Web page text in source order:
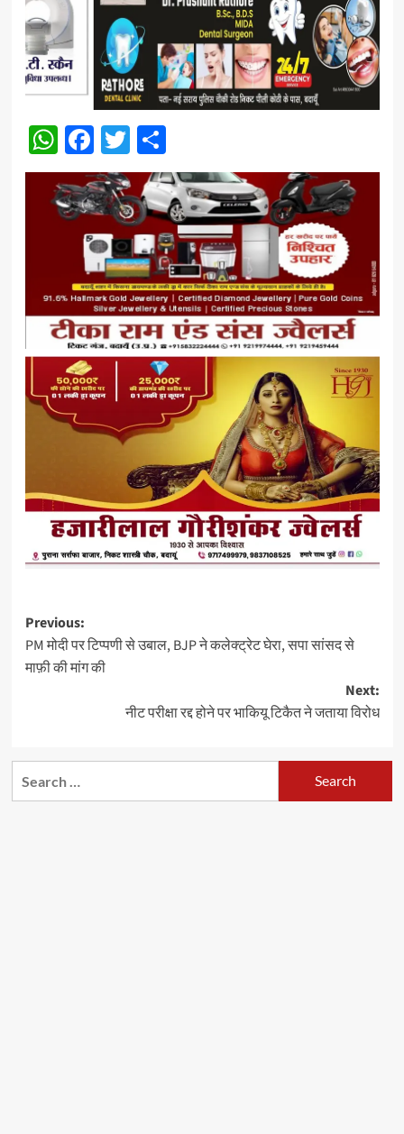
WhatsApp
Facebook
Twitter
Share
Post
navigation
Previous:
PM मोदी पर टिप्पणी से उबाल, BJP ने कलेक्ट्रेट घेरा, सपा सांसद से
माफ़ी की मांग की
Next:
नीट परीक्षा रद्द होने पर भाकियू टिकैत ने जताया विरोध